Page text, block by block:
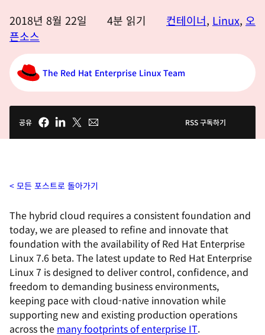
2018년 8월 22일 4분 읽기 컨테이너, Linux, 오
픈소스
The Red Hat Enterprise Linux Team
공유 RSS 구독하기
모든 포스트로 돌아가기
The hybrid cloud requires a consistent foundation and
today, we are pleased to refine and innovate that
foundation with the availability of Red Hat Enterprise
Linux 7.6 beta. The latest update to Red Hat Enterprise
Linux 7 is designed to deliver control, confidence, and
freedom to demanding business environments,
keeping pace with cloud-native innovation while
supporting new and existing production operations
across the many footprints of enterprise IT.